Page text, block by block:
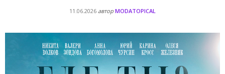
11.06.2026 автор MODATOPICAL